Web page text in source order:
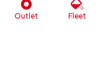
Outlet Fleet